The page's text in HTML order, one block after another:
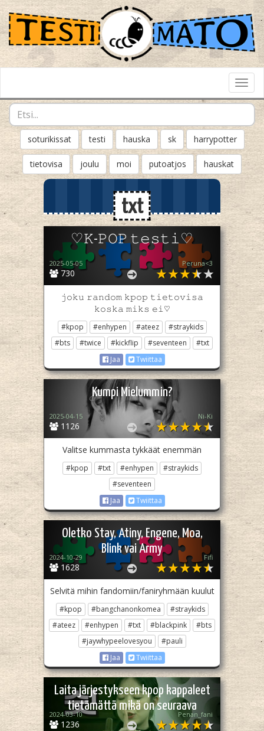
soturikissat testi hauska sk harrypotter
tietovisa joulu moi putoatjos hauskat
txt
♡︎𝙺-𝙿𝙾𝙿 𝚝𝚎𝚜𝚝𝚒♡︎
730
2025-05-05 Peruna<3
𝚓𝚘𝚔𝚞 𝚛𝚊𝚗𝚍𝚘𝚖 𝚔𝚙𝚘𝚙 𝚝𝚒𝚎𝚝𝚘𝚟𝚒𝚜𝚊
𝚔𝚘𝚜𝚔𝚊 𝚖𝚒𝚔𝚜 𝚎𝚒♡︎
#kpop #enhypen #ateez
#straykids
#bts
#twice #kickflip #seventeen
#txt
Jaa
Twiittaa
Kumpi Mielummin?
1126
2025-04-15 Ni-Ki
Valitse kummasta tykkäät enemmän
#kpop #txt #enhypen
#straykids
#seventeen
Jaa
Twiittaa
Oletko Stay, Atiny, Engene, Moa,
Blink vai Army
1628
2024-10-29 Fifi
Selvitä mihin fandomiin/faniryhmään kuulut
#kpop #bangchanonkomea
#straykids
#ateez
#enhypen #txt #blackpink
#bts
#jaywhypeelovesyou
#pauli
Jaa
Twiittaa
Laita järjestykseen kpop kappaleet
tietämättä mikä on seuraava
1236
2024-03-10 Penan_fani